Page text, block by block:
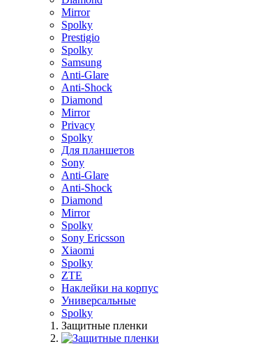
Mirror
Spolky
Prestigio
Spolky
Samsung
Anti-Glare
Anti-Shock
Diamond
Mirror
Privacy
Spolky
Для планшетов
Sony
Anti-Glare
Anti-Shock
Diamond
Mirror
Spolky
Sony Ericsson
Xiaomi
Spolky
ZTE
Наклейки на корпус
Универсальные
Spolky
Защитные пленки